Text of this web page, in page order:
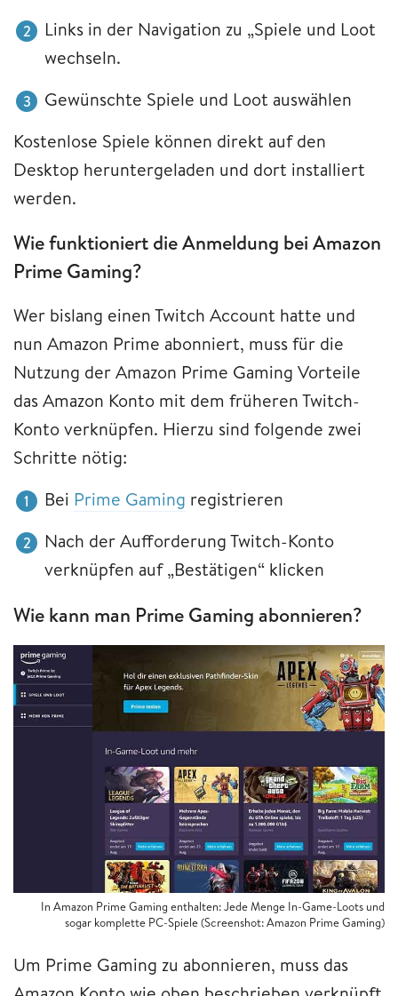
Links in der Navigation zu „Spiele und Loot
wechseln.
Gewünschte Spiele und Loot auswählen
Kostenlose Spiele können direkt auf den
Desktop heruntergeladen und dort installiert
werden.
Wie funktioniert die Anmeldung bei Amazon
Prime Gaming?
Wer bislang einen Twitch Account hatte und
nun Amazon Prime abonniert, muss für die
Nutzung der Amazon Prime Gaming Vorteile
das Amazon Konto mit dem früheren Twitch-
Konto verknüpfen. Hierzu sind folgende zwei
Schritte nötig:
Bei Prime Gaming registrieren
Nach der Aufforderung Twitch-Konto
verknüpfen auf „Bestätigen“ klicken
Wie kann man Prime Gaming abonnieren?
In Amazon Prime Gaming enthalten: Jede Menge In-Game-Loots und
sogar komplette PC-Spiele (Screenshot: Amazon Prime Gaming)
Um Prime Gaming zu abonnieren, muss das